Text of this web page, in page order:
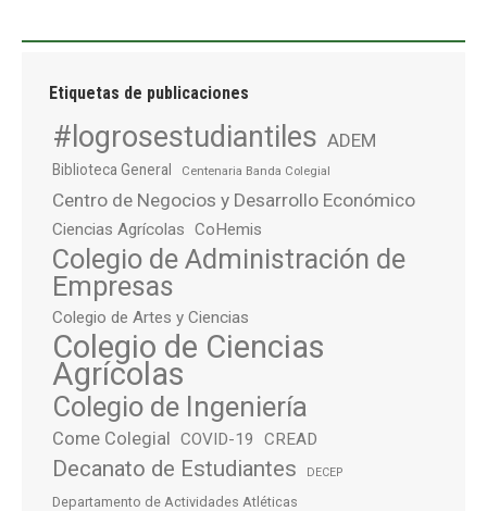
Etiquetas de publicaciones
#logrosestudiantiles ADEM
Biblioteca General Centenaria Banda Colegial
Centro de Negocios y Desarrollo Económico
Ciencias Agrícolas CoHemis
Colegio de Administración de
Empresas
Colegio de Artes y Ciencias
Colegio de Ciencias
Agrícolas
Colegio de Ingeniería
Come Colegial COVID-19 CREAD
Decanato de Estudiantes DECEP
Departamento de Actividades Atléticas